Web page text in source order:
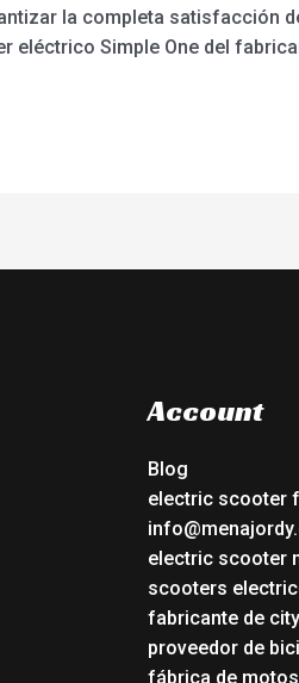
la completa satisfacción
eléctrico Simple One del
Account
Blog
electric scooter
electric scooter
scooters
fabricante de
proveedor de
fábrica de